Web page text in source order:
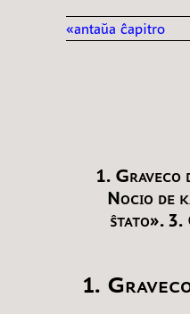
«antaŭa ĉapitro
1. Graveco
Nocio de
ŝtato». 3.
1.